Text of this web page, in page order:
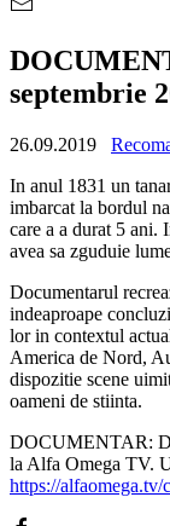
septembrie
26.09.2019
In anul 1831 un
imbarcat la bordul
care a a durat 5 ani.
avea sa zguduie
Documentarul
indeaproape
lor in contextul
America de Nord,
dispozitie scene
oameni de stiinta.
DOCUMENTAR:
la Alfa Omega TV.
https://